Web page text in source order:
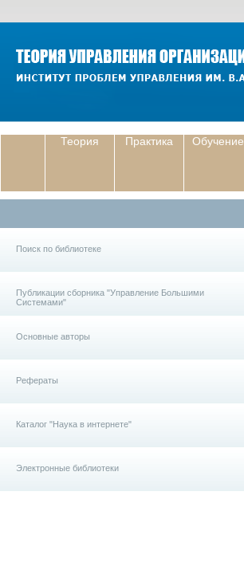
Теория Практика Обучение
Поиск по библиотеке
Публикации сборника "Управление Большими
Системами"
Основные авторы
Рефераты
Каталог "Наука в интернете"
Электронные библиотеки